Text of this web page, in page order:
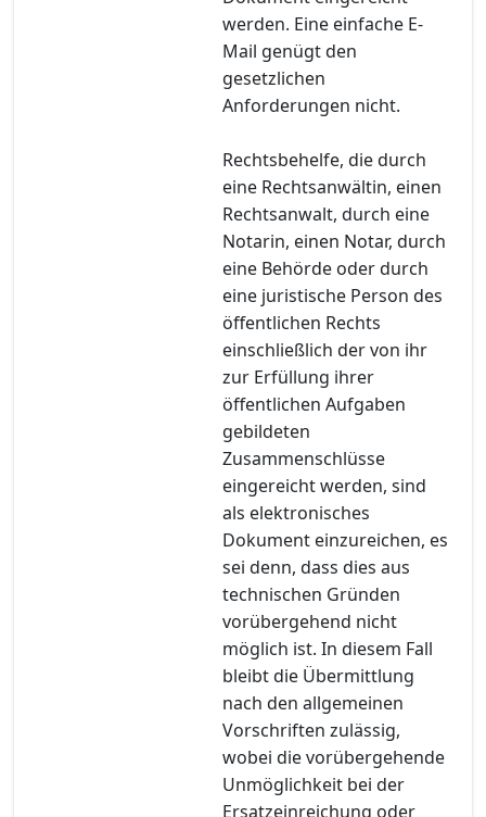
werden. Eine einfache E-
Mail genügt den
gesetzlichen
Anforderungen nicht.
Rechtsbehelfe, die durch
eine Rechtsanwältin, einen
Rechtsanwalt, durch eine
Notarin, einen Notar, durch
eine Behörde oder durch
eine juristische Person des
öffentlichen Rechts
einschließlich der von ihr
zur Erfüllung ihrer
öffentlichen Aufgaben
gebildeten
Zusammenschlüsse
eingereicht werden, sind
als elektronisches
Dokument einzureichen, es
sei denn, dass dies aus
technischen Gründen
vorübergehend nicht
möglich ist. In diesem Fall
bleibt die Übermittlung
nach den allgemeinen
Vorschriften zulässig,
wobei die vorübergehende
Unmöglichkeit bei der
Ersatzeinreichung oder